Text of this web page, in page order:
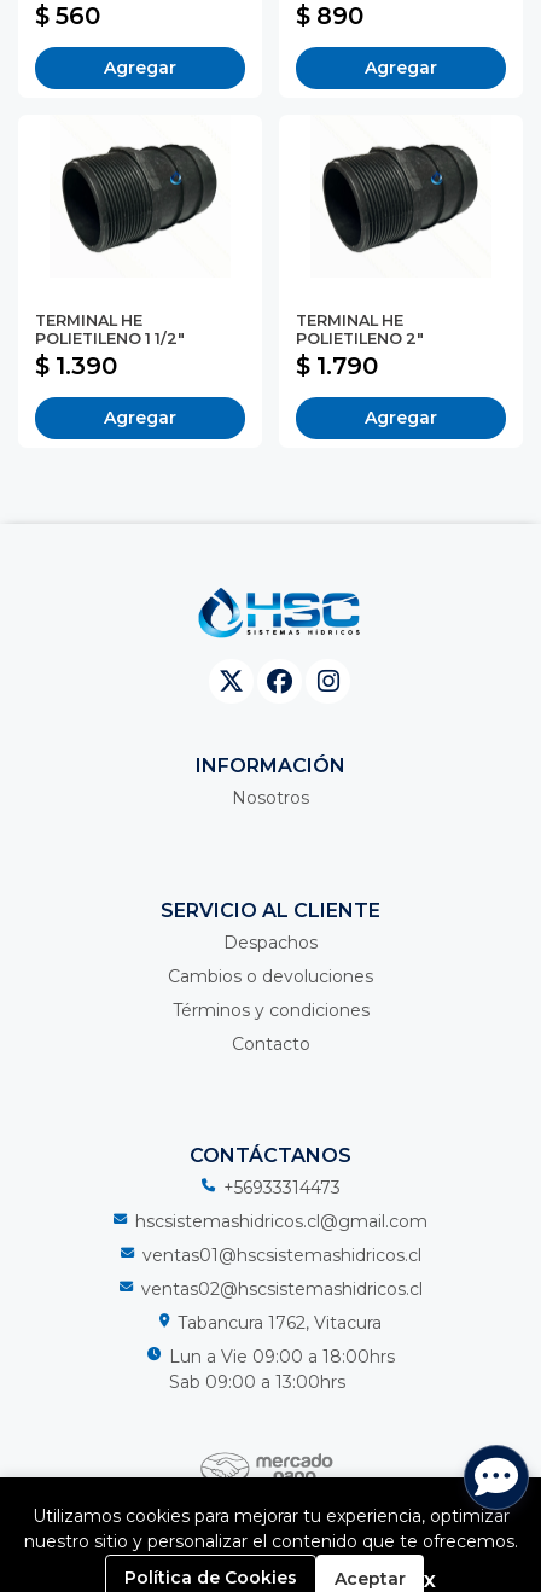
$ 560
Agregar
$ 890
Agregar
TERMINAL HE
POLIETILENO 1 1/2"
$ 1.390
Agregar
TERMINAL HE
POLIETILENO 2"
$ 1.790
Agregar
INFORMACIÓN
Nosotros
SERVICIO AL CLIENTE
Despachos
Cambios o devoluciones
Términos y condiciones
Contacto
CONTÁCTANOS
+56933314473
hscsistemashidricos.cl@gmail.com
ventas01@hscsistemashidricos.cl
ventas02@hscsistemashidricos.cl
Tabancura 1762, Vitacura
Lun a Vie 09:00 a 18:00hrs
Sab 09:00 a 13:00hrs
HSC Sistemas Hidricos Spa © 2026
¿Te gusta mi tienda? Yo vendo conBsale
0
Utilizamos cookies para mejorar tu experiencia, optimizar
nuestro sitio y personalizar el contenido que te ofrecemos.
Política de Cookies
Aceptar x